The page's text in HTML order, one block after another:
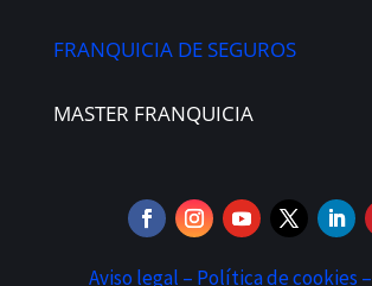
FRANQUICIA DE SEGUROS
MASTER FRANQUICIA
Aviso legal – Política de cookies –